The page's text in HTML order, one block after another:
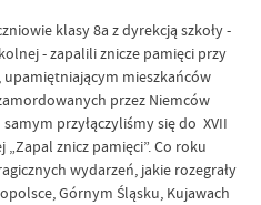
klasy 8a z dyrekcją szkoły -
- zapalili znicze pamięci przy
mieszkańców
przez Niemców
przyłączyliśmy się do XVII
znicz pamięci”. Co roku
wydarzeń, jakie rozegrały
Górnym Śląsku, Kujawach